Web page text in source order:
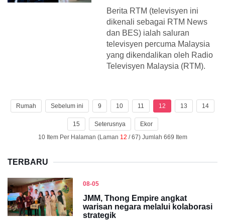
Berita RTM (televisyen ini
dikenali sebagai RTM News
dan BES) ialah saluran
televisyen percuma Malaysia
yang dikendalikan oleh Radio
Televisyen Malaysia (RTM).
Rumah Sebelum ini 9 10 11 12 13 14
15 Seterusnya
Ekor
10 Item Per Halaman (Laman 12 / 67) Jumlah 669 Item
TERBARU
08-05
JMM, Thong Empire angkat
warisan negara melalui kolaborasi
strategik